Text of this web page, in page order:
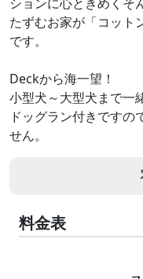
たずむお家が「コット
です。
Deckから海一望！
小型犬～大型犬まで一
ドッグラン付きですの
せん。
料金表